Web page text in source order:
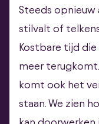
Steeds opnieuw
stilvalt of
Kostbare tijd
meer
komt ook het
staan. We zien